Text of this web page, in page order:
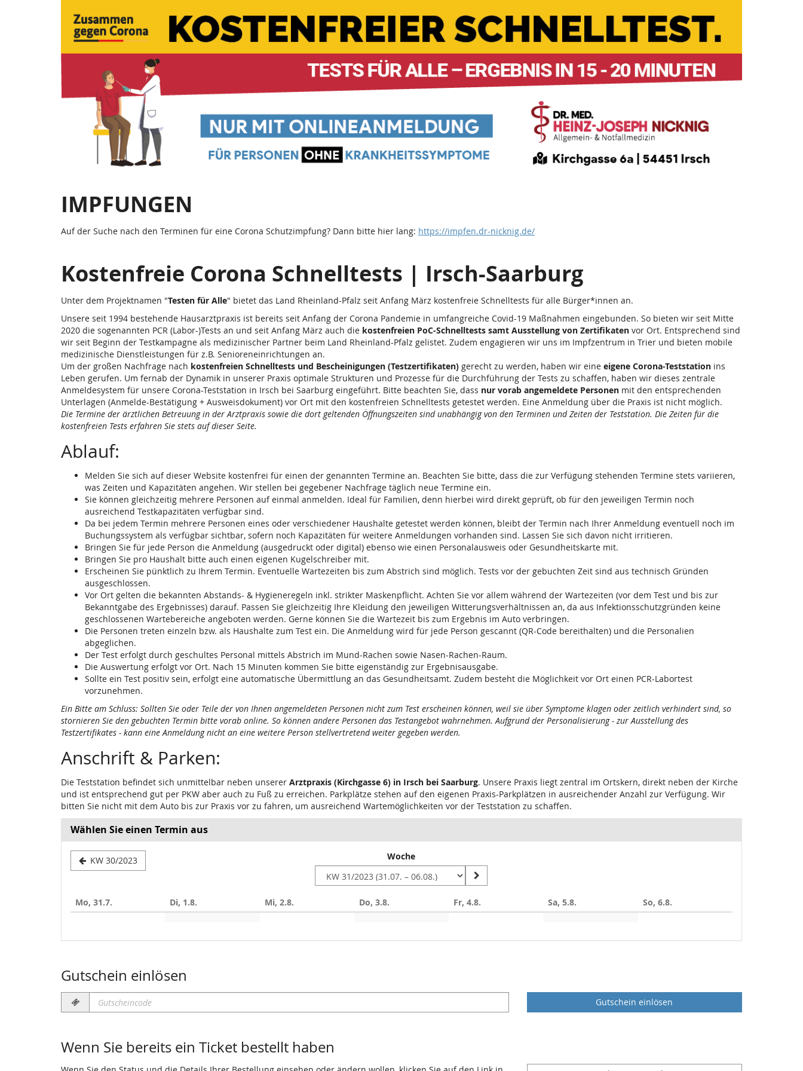
Corona
Schnelltests
|
Teststation
Irsch
Saarburg
IMPFUNGEN
Auf der Suche nach den Terminen für eine Corona Schutzimpfung? Dann bitte hier lang: https://impfen.dr-nicknig.de/
Kostenfreie Corona Schnelltests | Irsch-Saarburg
Unter dem Projektnamen "Testen für Alle" bietet das Land Rheinland-Pfalz seit Anfang März kostenfreie Schnelltests für alle Bürger*innen an.
Unsere seit 1994 bestehende Hausarztpraxis ist bereits seit Anfang der Corona Pandemie in umfangreiche Covid-19 Maßnahmen eingebunden. So bieten wir seit Mitte
2020 die sogenannten PCR (Labor-)Tests an und seit Anfang März auch die kostenfreien PoC-Schnelltests samt Ausstellung von Zertifikaten vor Ort. Entsprechend sind
wir seit Beginn der Testkampagne als medizinischer Partner beim Land Rheinland-Pfalz gelistet. Zudem engagieren wir uns im Impfzentrum in Trier und bieten mobile
medizinische Dienstleistungen für z.B. Senioreneinrichtungen an.
Um der großen Nachfrage nach kostenfreien Schnelltests und Bescheinigungen (Testzertifikaten) gerecht zu werden, haben wir eine eigene Corona-Teststation ins
Leben gerufen. Um fernab der Dynamik in unserer Praxis optimale Strukturen und Prozesse für die Durchführung der Tests zu schaffen, haben wir dieses zentrale
Anmeldesystem für unsere Corona-Teststation in Irsch bei Saarburg eingeführt. Bitte beachten Sie, dass nur vorab angemeldete Personen mit den entsprechenden
Unterlagen (Anmelde-Bestätigung + Ausweisdokument) vor Ort mit den kostenfreien Schnelltests getestet werden. Eine Anmeldung über die Praxis ist nicht möglich.
Die Termine der ärztlichen Betreuung in der Arztpraxis sowie die dort geltenden Öffnungszeiten sind unabhängig von den Terminen und Zeiten der Teststation. Die Zeiten für die
kostenfreien Tests erfahren Sie stets auf dieser Seite.
Ablauf:
Melden Sie sich auf dieser Website kostenfrei für einen der genannten Termine an. Beachten Sie bitte, dass die zur Verfügung stehenden Termine stets variieren,
was Zeiten und Kapazitäten angehen. Wir stellen bei gegebener Nachfrage täglich neue Termine ein.
Sie können gleichzeitig mehrere Personen auf einmal anmelden. Ideal für Familien, denn hierbei wird direkt geprüft, ob für den jeweiligen Termin noch
ausreichend Testkapazitäten verfügbar sind.
Da bei jedem Termin mehrere Personen eines oder verschiedener Haushalte getestet werden können, bleibt der Termin nach Ihrer Anmeldung eventuell noch im
Buchungssystem als verfügbar sichtbar, sofern noch Kapazitäten für weitere Anmeldungen vorhanden sind. Lassen Sie sich davon nicht irritieren.
Bringen Sie für jede Person die Anmeldung (ausgedruckt oder digital) ebenso wie einen Personalausweis oder Gesundheitskarte mit.
Bringen Sie pro Haushalt bitte auch einen eigenen Kugelschreiber mit.
Erscheinen Sie pünktlich zu Ihrem Termin. Eventuelle Wartezeiten bis zum Abstrich sind möglich. Tests vor der gebuchten Zeit sind aus technisch Gründen
ausgeschlossen.
Vor Ort gelten die bekannten Abstands- & Hygieneregeln inkl. strikter Maskenpflicht. Achten Sie vor allem während der Wartezeiten (vor dem Test und bis zur
Bekanntgabe des Ergebnisses) darauf. Passen Sie gleichzeitig Ihre Kleidung den jeweiligen Witterungsverhältnissen an, da aus Infektionsschutzgründen keine
geschlossenen Wartebereiche angeboten werden. Gerne können Sie die Wartezeit bis zum Ergebnis im Auto verbringen.
Die Personen treten einzeln bzw. als Haushalte zum Test ein. Die Anmeldung wird für jede Person gescannt (QR-Code bereithalten) und die Personalien
abgeglichen.
Der Test erfolgt durch geschultes Personal mittels Abstrich im Mund-Rachen sowie Nasen-Rachen-Raum.
Die Auswertung erfolgt vor Ort. Nach 15 Minuten kommen Sie bitte eigenständig zur Ergebnisausgabe.
Sollte ein Test positiv sein, erfolgt eine automatische Übermittlung an das Gesundheitsamt. Zudem besteht die Möglichkeit vor Ort einen PCR-Labortest
vorzunehmen.
Ein Bitte am Schluss: Sollten Sie oder Teile der von Ihnen angemeldeten Personen nicht zum Test erscheinen können, weil sie über Symptome klagen oder zeitlich verhindert sind, so
stornieren Sie den gebuchten Termin bitte vorab online. So können andere Personen das Testangebot wahrnehmen. Aufgrund der Personalisierung - zur Ausstellung des
Testzertifikates - kann eine Anmeldung nicht an eine weitere Person stellvertretend weiter gegeben werden.
Anschrift & Parken:
Die Teststation befindet sich unmittelbar neben unserer Arztpraxis (Kirchgasse 6) in Irsch bei Saarburg. Unsere Praxis liegt zentral im Ortskern, direkt neben der Kirche
und ist entsprechend gut per PKW aber auch zu Fuß zu erreichen. Parkplätze stehen auf den eigenen Praxis-Parkplätzen in ausreichender Anzahl zur Verfügung. Wir
bitten Sie nicht mit dem Auto bis zur Praxis vor zu fahren, um ausreichend Wartemöglichkeiten vor der Teststation zu schaffen.
Wählen Sie einen Termin aus
KW 30/2023
auswählen
Woche
Mo, 31.7. Di, 1.8. Mi, 2.8. Do, 3.8. Fr, 4.8. Sa, 5.8. So, 6.8.
Gutschein einlösen
Gutscheincode
erforderlich
Gutschein einlösen
Wenn Sie bereits ein Ticket bestellt haben